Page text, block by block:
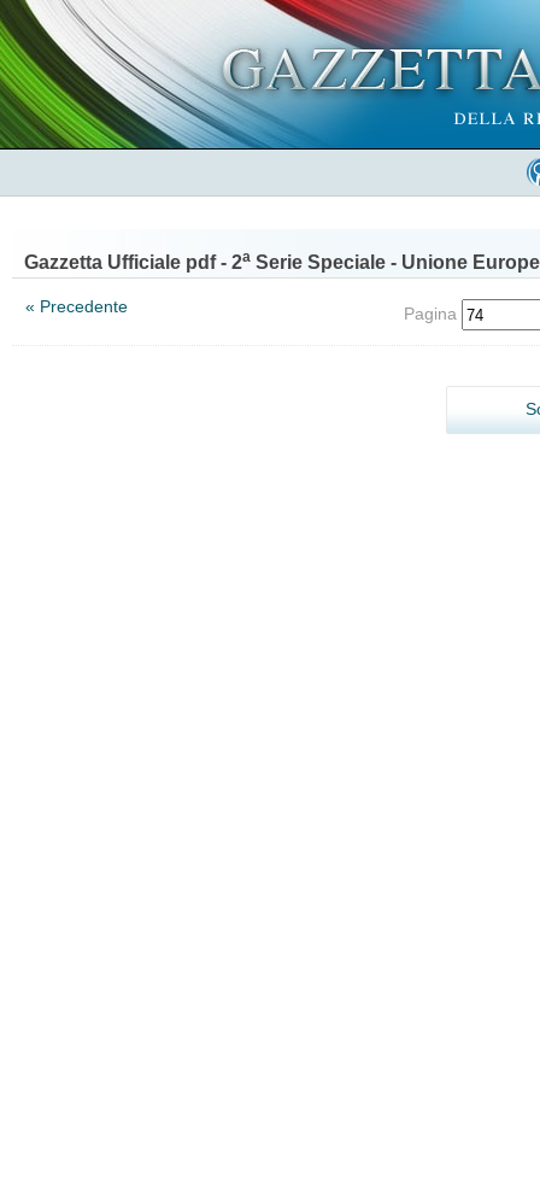
Gazzetta Ufficiale pdf - 2a Serie Speciale - Unione
« Precedente Pagina